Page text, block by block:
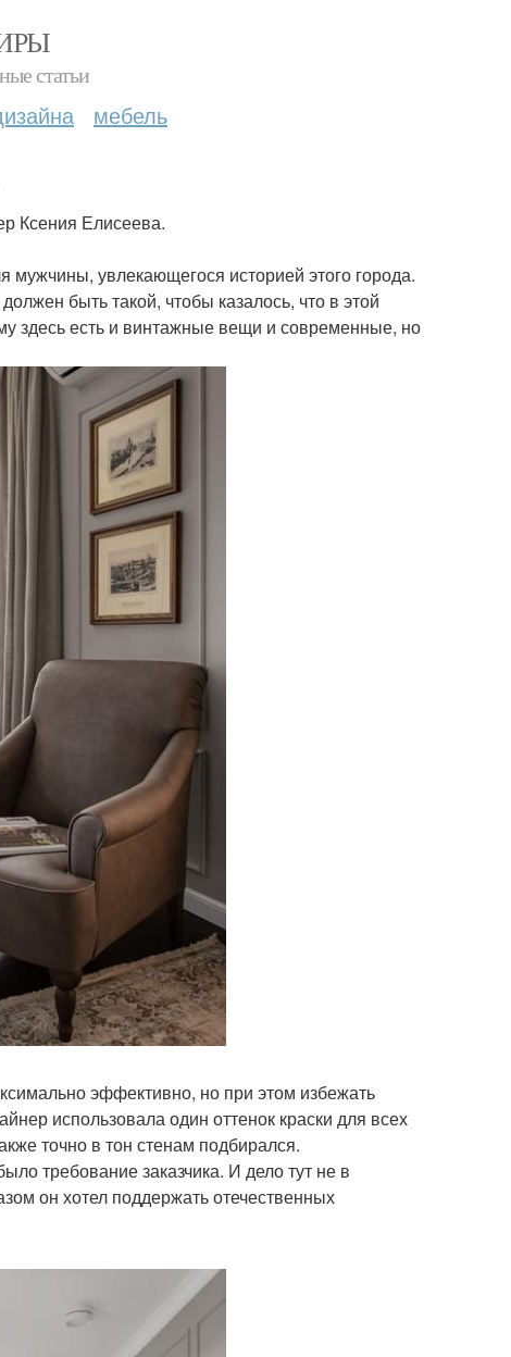
статьи
мебель
Ксения Елисеева.
увлекающегося историей этого города.
быть такой, чтобы казалось, что в этой
здесь есть и винтажные вещи и современные, но
эффективно, но при этом избежать
использовала один оттенок краски для всех
точно в тон стенам подбирался.
требование заказчика. И дело тут не в
он хотел поддержать отечественных